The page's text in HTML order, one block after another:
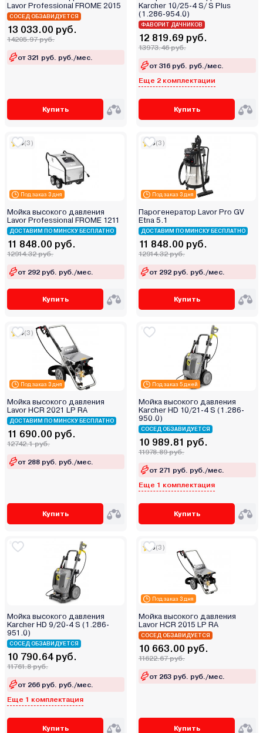
Калибр
Кратон
ТЕМП
Энергомаш
Lavor Professional FROME 2015
СОСЕД ОБЗАВИДУЕТСЯ
13 033.00 руб.
14205.97 руб.
от 321 руб. руб./мес.
Купить
Karcher 10/25-4 S/ S Plus
(1.286-954.0)
ФАВОРИТ ДАЧНИКОВ
12 819.69 руб.
13973.46 руб.
от 316 руб. руб./мес.
Еще 2 комплектации
Купить
Под заказ 3 дня
5(3)
Мойка высокого давления
Lavor Professional FROME 1211
ДОСТАВИМ ПО МИНСКУ БЕСПЛАТНО
11 848.00 руб.
12914.32 руб.
от 292 руб. руб./мес.
Купить
Под заказ 3 дня
5(3)
Парогенератор Lavor Pro GV
Etna 5.1
ДОСТАВИМ ПО МИНСКУ БЕСПЛАТНО
11 848.00 руб.
12914.32 руб.
от 292 руб. руб./мес.
Купить
Под заказ 3 дня
5(3)
Мойка высокого давления
Lavor HCR 2021 LP RA
ДОСТАВИМ ПО МИНСКУ БЕСПЛАТНО
11 690.00 руб.
12742.1 руб.
от 288 руб. руб./мес.
Купить
Под заказ 5 дней
Мойка высокого давления
Karcher HD 10/21-4 S (1.286-
950.0)
СОСЕД ОБЗАВИДУЕТСЯ
10 989.81 руб.
11978.89 руб.
от 271 руб. руб./мес.
Еще 1 комплектация
Купить
Мойка высокого давления
Karcher HD 9/20-4 S (1.286-
951.0)
СОСЕД ОБЗАВИДУЕТСЯ
10 790.64 руб.
11761.8 руб.
от 266 руб. руб./мес.
Еще 1 комплектация
Купить
Под заказ 3 дня
5(3)
Мойка высокого давления
Lavor HCR 2015 LP RA
СОСЕД ОБЗАВИДУЕТСЯ
10 663.00 руб.
11622.67 руб.
от 263 руб. руб./мес.
Купить